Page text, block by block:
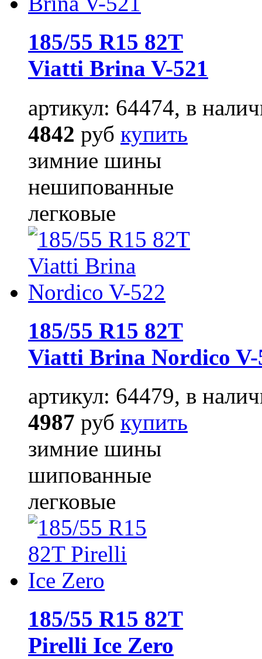
185/55 R15 82T
Viatti Brina V-521
артикул: 64474, в
4842 руб купить
зимние шины
нешипованные
легковые
185/55 R15 82T
Viatti Brina Nordico V-
артикул: 64479, в
4987 руб купить
зимние шины
шипованные
легковые
185/55 R15 82T
Pirelli Ice Zero